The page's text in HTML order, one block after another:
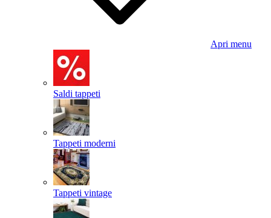
Apri menu
Saldi tappeti
Tappeti moderni
Tappeti vintage